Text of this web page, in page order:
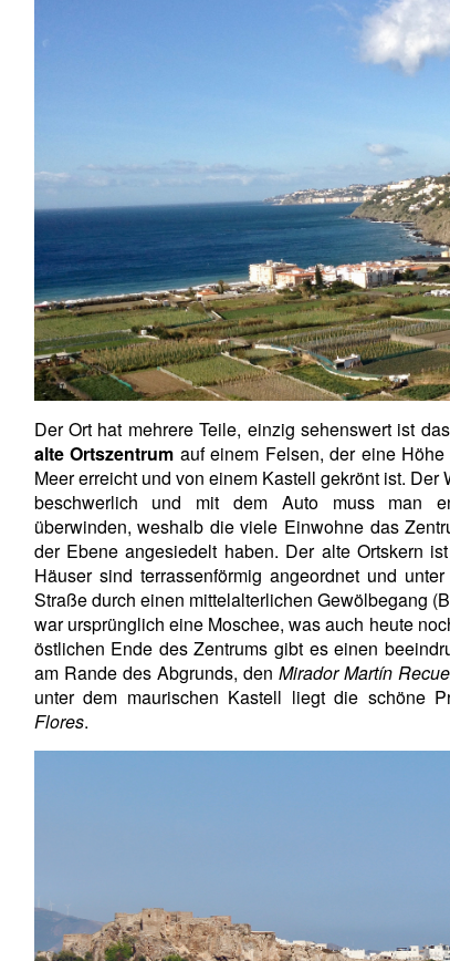
Der Ort hat mehrere Teile, einzig sehenswert ist
alte Ortszentrum auf einem Felsen, der eine
Meer erreicht und von einem Kastell gekrönt ist. Der
beschwerlich und mit dem Auto muss man
überwinden, weshalb die viele Einwohne das
der Ebene angesiedelt haben. Der alte Ortskern
Häuser sind terrassenförmig angeordnet und
Straße durch einen mittelalterlichen Gewölbegang
war ursprünglich eine Moschee, was auch heute
östlichen Ende des Zentrums gibt es einen
am Rande des Abgrunds, den Mirador Martín
unter dem maurischen Kastell liegt die schöne
Flores.